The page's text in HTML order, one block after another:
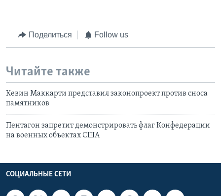
Поделиться Follow us
Читайте также
Кевин Маккарти представил законопроект против сноса
памятников
Пентагон запретит демонстрировать флаг Конфедерации
на военных объектах США
СОЦИАЛЬНЫЕ СЕТИ